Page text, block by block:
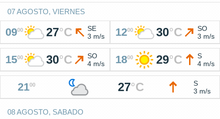
07 AGOSTO, VIERNES
0900 27°C
SE
3 m/s
1200 30°C
SO
3 m/s
1500 30°C
SO
4 m/s
1800 29°C
S
4 m/s
2100 27°C
S
3 m/s
08 AGOSTO, SABADO